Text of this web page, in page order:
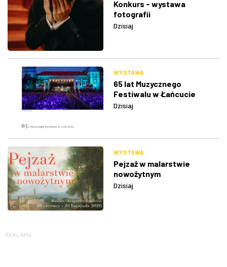
Konkurs - wystawa
fotografii
Dzisiaj
WYSTAWA
65 lat Muzycznego
Festiwalu w Łańcucie
Dzisiaj
WYSTAWA
Pejzaż w malarstwie
nowożytnym
Dzisiaj
REKLAMA